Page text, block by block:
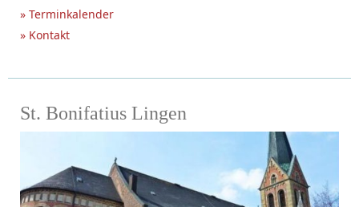
» Terminkalender
» Kontakt
St. Bonifatius Lingen